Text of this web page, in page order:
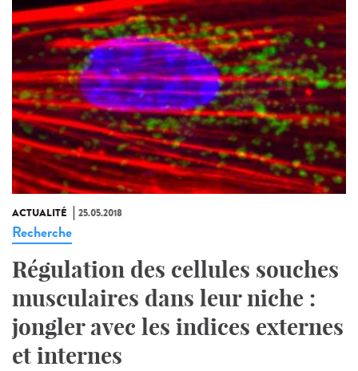
ACTUALITÉ 25.05.2018
Recherche
Régulation des cellules souches
musculaires dans leur niche :
jongler avec les indices externes
et internes